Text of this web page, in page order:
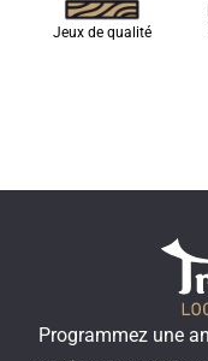
Jeux de qualité
Programmez une